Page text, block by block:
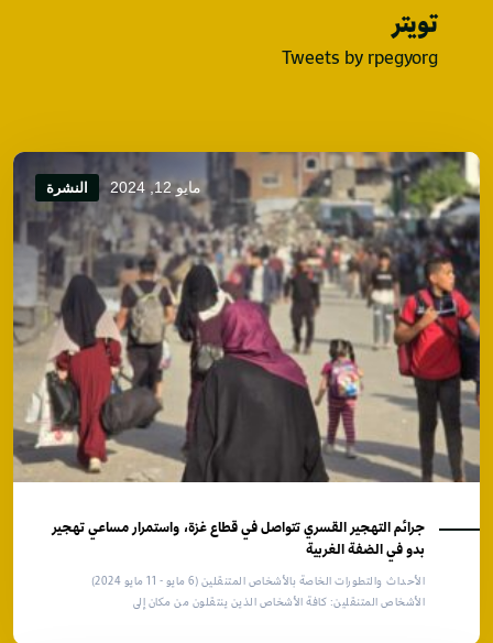
تويتر
Tweets by rpegyorg
مايو 12, 2024 النشرة
جرائم التهجير القسري تتواصل في قطاع غزة، واستمرار مساعي تهجير
بدو في الضفة الغربية
الأحداث والتطورات الخاصة بالأشخاص المتنقلين (6 مايو - 11 مايو 2024)
الأشخاص المتنقلين: كافة الأشخاص الذين ينتقلون من مكان إلى